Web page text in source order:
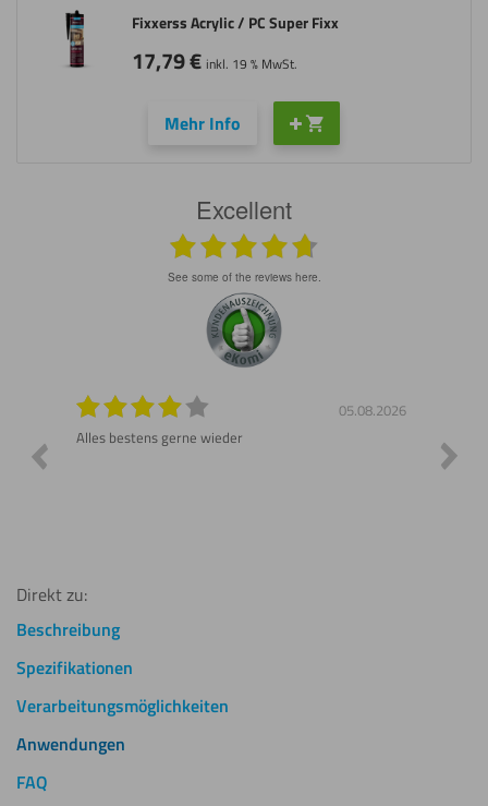
Mehr Info
Fixxerss Acrylic / PC Super Fixx
17,79€ inkl. 19 % MwSt.
Excellent
see some of the reviews here.
05.08.2026
Alles bestens gerne wieder
Sehr
Direkt zu:
Beschreibung
Spezifikationen
Verarbeitungsmöglichkeiten
Anwendungen
FAQ